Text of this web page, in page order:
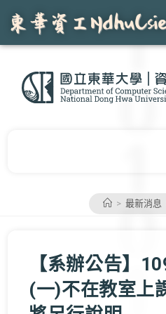
content
> 最新消息
【系辦公告】
(一)不在教室上